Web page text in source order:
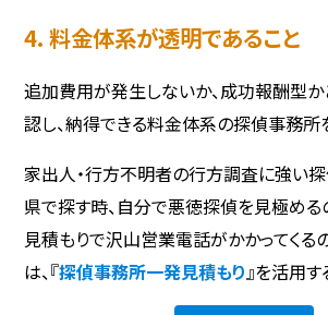
4. 料金体系が透明であること
追加費用が発生しないか、成功報酬型
認し、納得できる料金体系の探偵事務所
家出人・行方不明者の行方調査に強い
県で探す時、自分で悪徳探偵を見極める
見積もりで沢山営業電話がかかってくる
は、『探偵事務所一発見積もり』を活用す